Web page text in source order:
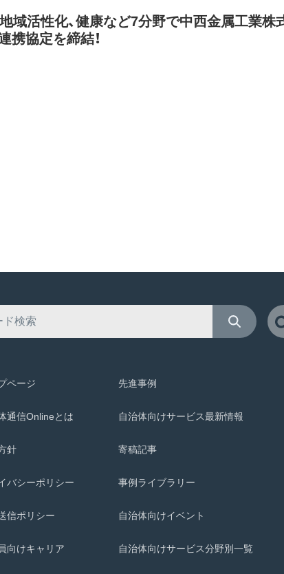
地域活性化、健康など7分野で中西金属工業株
携協定を締結！
ページ
通信Onlineとは
針
バシーポリシー
信ポリシー
向けキャリア
先進事例
自治体向けサービス最新情報
寄稿記事
事例ライブラリー
自治体向けイベント
自治体向けサービス分野別一覧